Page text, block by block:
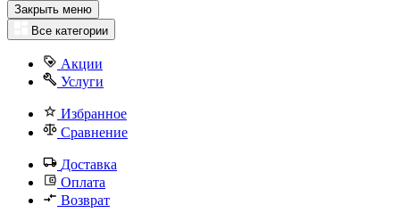
Закрыть меню
Все категории
Акции
Услуги
Избранное
Сравнение
Доставка
Оплата
Возврат